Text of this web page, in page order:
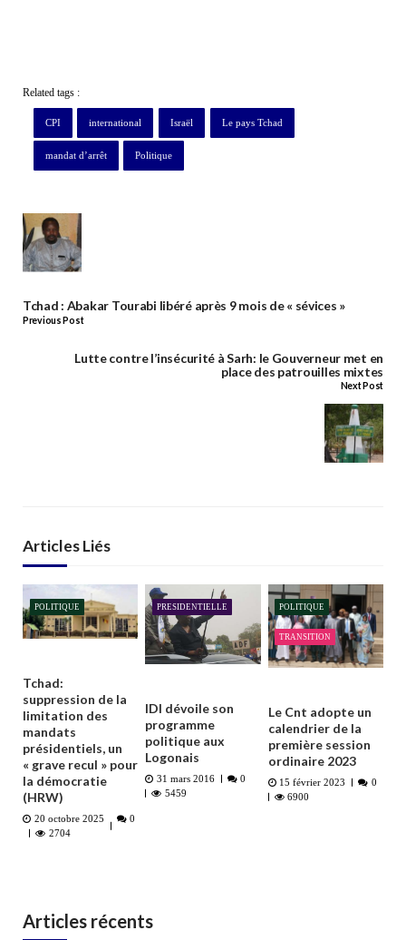
Related tags :
CPI international Israël Le pays Tchad
mandat d’arrêt Politique
Tchad : Abakar Tourabi libéré après 9 mois de « sévices »
Previous Post
Lutte contre l’insécurité à Sarh: le Gouverneur met en
place des patrouilles mixtes
Next Post
Articles Liés
POLITIQUE
Tchad:
suppression de la
limitation des
mandats
présidentiels, un
« grave recul » pour
la démocratie
(HRW)
20 octobre 2025
0
2704
PRESIDENTIELLE
IDI dévoile son
programme
politique aux
Logonais
31 mars 2016
0
5459
POLITIQUE
TRANSITION
Le Cnt adopte un
calendrier de la
première session
ordinaire 2023
15 février 2023
0
6900
Articles récents